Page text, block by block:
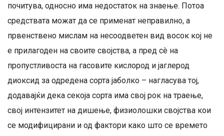
почитува, односно има недостаток на знаење. Потоа
средствата можат да се применат неправилно, а
првенствено мислам на несоодветен вид восок кој не
е прилагоден на своите својства, а пред сè на
пропустливоста на гасовите кислород и јаглерод
диоксид за одредена сорта јаболко – нагласува тој,
додавајќи дека секоја сорта има свој рок на траење,
свој интензитет на дишење, физиолошки својства кои
се модифицирани и од фактори како што се времето